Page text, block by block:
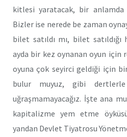
kitlesi yaratacak, bir anlamda
Bizler ise nerede be zaman
bilet satıldı mı, bilet satıldığı
ayda bir kez oynanan oyun için
oyuna çok seyirci geldiği için
bulur muyuz, gibi dertlerle
uğraşmamayacağız. İşte ana
kapitalizme yem etme
yandan Devlet Tiyatrosu